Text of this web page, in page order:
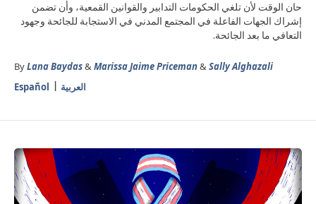
حان الوقت لأن تلغي الحكومات التدابير والقوانين القمعية، وأن تضمن
إشراك الجهات الفاعلة في المجتمع المدني في الاستجابة للجائحة وجهود
التعافي ما بعد الجائحة.
ByLana Baydas&Marissa Jaime Priceman&Sally Alghazali
Español
العربية